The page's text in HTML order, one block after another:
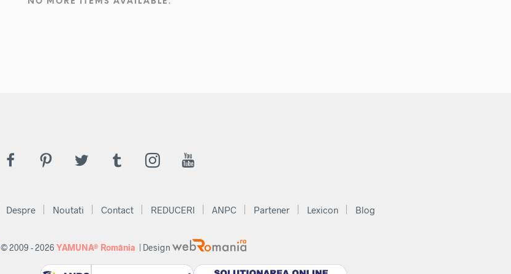
Despre Noutati Contact REDUCERI ANPC Partener Lexicon Blog
© 2009 - 2026 YAMUNA® România | Design